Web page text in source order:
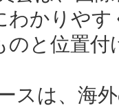
わかりや
のと位置
スは、海